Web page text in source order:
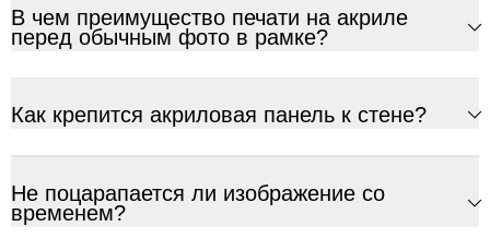
В чем преимущество печати на акриле
перед обычным фото в рамке?
Как крепится акриловая панель к стене?
Не поцарапается ли изображение со
временем?